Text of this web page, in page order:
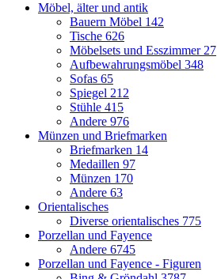
Möbel, älter und antik
Bauern Möbel 142
Tische 626
Möbelsets und Esszimmer 27
Aufbewahrungsmöbel 348
Sofas 65
Spiegel 212
Stühle 415
Andere 976
Münzen und Briefmarken
Briefmarken 14
Medaillen 97
Münzen 170
Andere 63
Orientalisches
Diverse orientalisches 775
Porzellan und Fayence
Andere 6745
Porzellan und Fayence - Figuren